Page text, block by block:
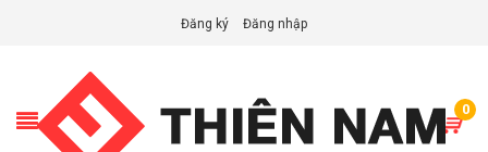
Đăng ký Đăng nhập
0